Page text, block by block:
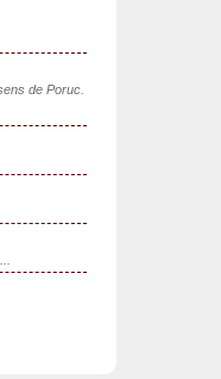
de Poruc.